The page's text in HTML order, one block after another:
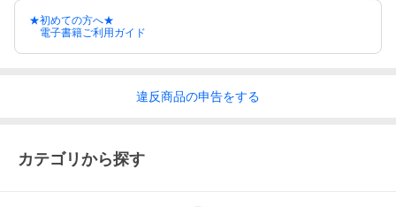
★初めての方へ★
電子書籍ご利用ガイド
違反商品の申告をする
カテゴリから探す